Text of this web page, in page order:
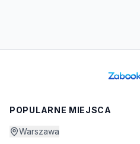
POPULARNE MIEJSCA
Warszawa